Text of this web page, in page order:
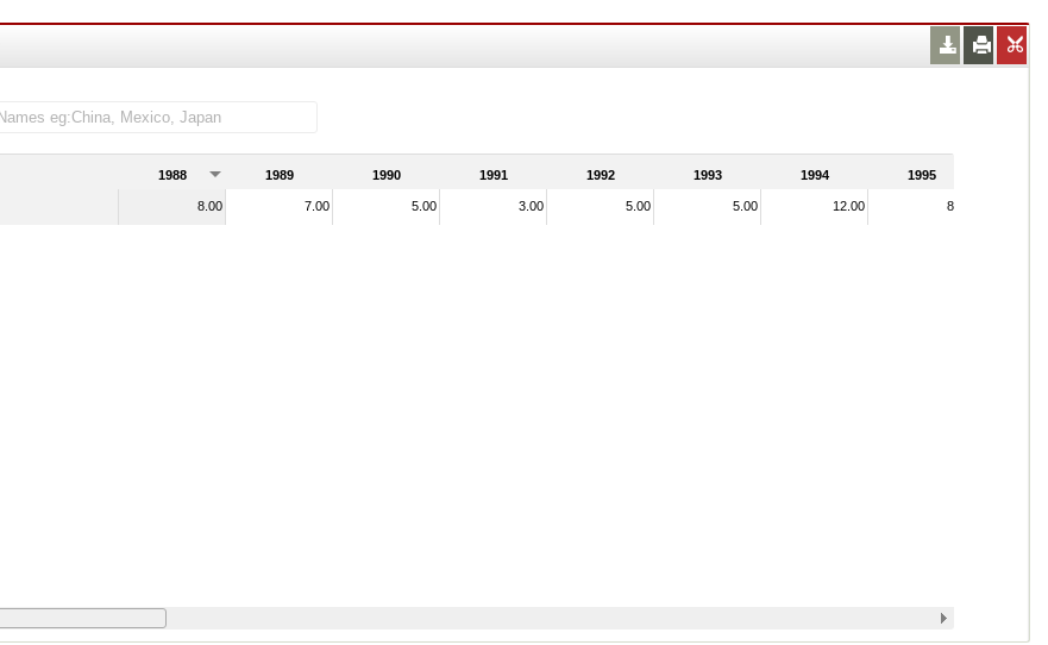
1988 1989 1990 1991 1992 1993 1994 1995
8.00 7.00 5.00 3.00 5.00 5.00 12.00 8.00